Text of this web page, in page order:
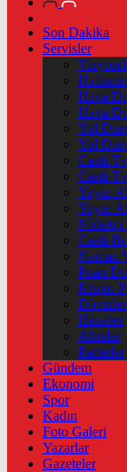
Son Dakika
Servisler
Hava
Hava
Yol
Yol
Canlı Tv
Canlı
Yayın
Yayın
Nöbetçi
Canlı
Namaz
Puan
Kripto
Dövizler
Hisseler
Altınlar
Pariteler
Gündem
Ekonomi
Spor
Kadın
Foto Galeri
Yazarlar
Gazeteler